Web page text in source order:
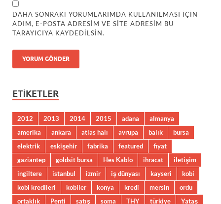
DAHA SONRAKI YORUMLARIMDA KULLANILMASI IÇIN
ADIM, E-POSTA ADRESIM VE SITE ADRESIM BU
TARAYICIYA KAYDEDILSIN.
ETIKETLER
2012 2013 2014 2015 adana
almanya
amerika
ankara atlas halı avrupa balık
bursa
elektrik
eskişehir fabrika featured
fiyat
gaziantep
goldsit bursa Hes Kablo ihracat
iletişim
ingiltere
istanbul izmir iş dünyası kayseri
kobi
kobi kredileri
kobiler konya kredi mersin
ordu
ortaklık
Penti satış soma THY türkiye Yataş